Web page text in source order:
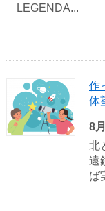
LEGENDA...
作
体
8
北
遠
ば